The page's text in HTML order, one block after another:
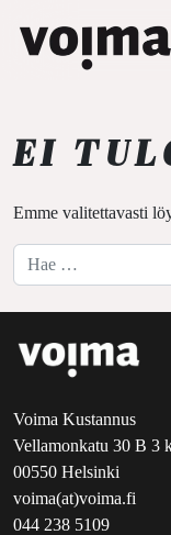
Päävalikko
EI
Emme valitettavasti
Hae:
Voima Kustannus
Vellamonkatu 30 B 3
00550 Helsinki
voima(at)voima.fi
044 238 5109